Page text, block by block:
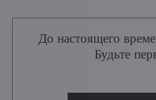
До настоящего
Будьте